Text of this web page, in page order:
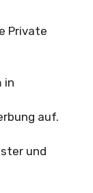
Private
in
auf.
und